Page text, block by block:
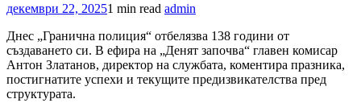
декември 22, 20251 min read admin
Днес „Гранична полиция“ отбелязва 138 години от
създаването си. В ефира на „Денят започва“ главен комисар
Антон Златанов, директор на службата, коментира празника,
постигнатите успехи и текущите предизвикателства пред
структурата.